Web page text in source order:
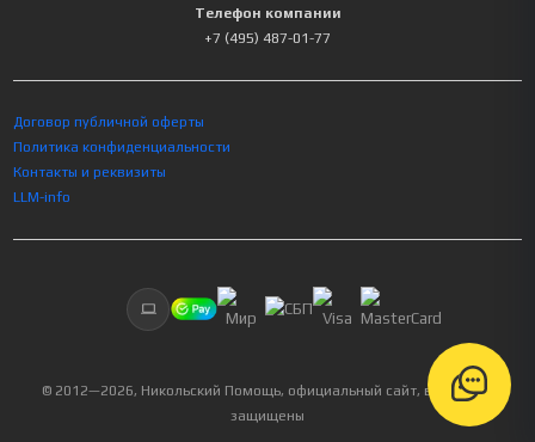
Телефон компании
+7 (495) 487-01-77
Договор публичной оферты
Политика конфиденциальности
Контакты и реквизиты
LLM-info
© 2012—2026, Никольский Помощь, официальный сайт, все права
защищены